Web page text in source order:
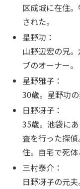
区成城に在住
された。
星野功：
山野辺宏の兄
ブのオーナー。
星野雅子：
30歳。星野功の
日野冴子：
35歳。池袋に
査を行った探
住。自宅で死体
三村泰介：
日野冴子の元